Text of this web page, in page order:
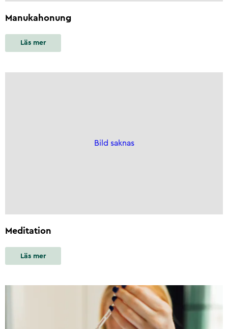
Manukahonung
Läs mer
Bild saknas
Meditation
Läs mer